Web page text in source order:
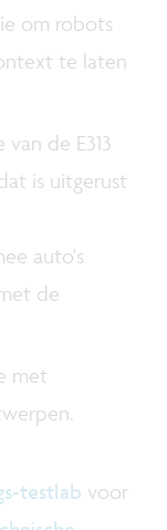
om robots
te laten
van de E313
is uitgerust
auto's
de
met
testlab voor